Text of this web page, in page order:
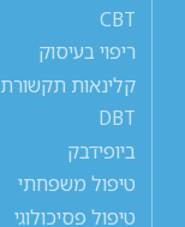
CBT
ריפוי בעיסוק
קלינאות תקשורת
DBT
ביופידבק
טיפול משפחתי
טיפול פסיכולוגי